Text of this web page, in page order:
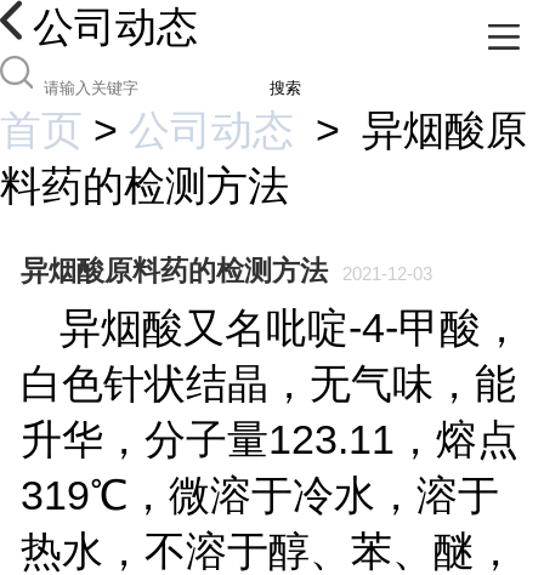
公司动态
搜索
首页 > 公司动态 > 异烟酸原
料药的检测方法
异烟酸原料药的检测方法 2021-12-03
异烟酸又名吡啶-4-甲酸，
白色针状结晶，无气味，能
升华，分子量123.11，熔点
319℃，微溶于冷水，溶于
热水，不溶于醇、苯、醚，